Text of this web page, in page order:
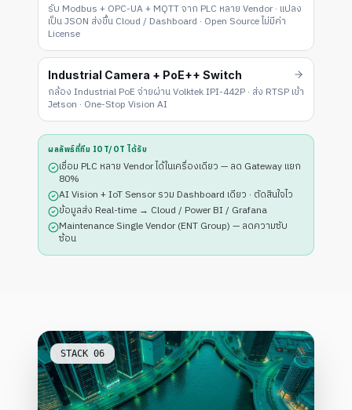
รับ Modbus + OPC-UA + MQTT จาก PLC หลาย Vendor · แปลง
เป็น JSON ส่งขึ้น Cloud / Dashboard · Open Source ไม่มีค่า
License
Industrial Camera + PoE++ Switch
กล้อง Industrial PoE จ่ายผ่าน Volktek IPI-442P · ส่ง RTSP เข้า
Jetson · One-Stop Vision AI
ผลลัพธ์ที่ทีม IOT/OT ได้รับ
เชื่อม PLC หลาย Vendor ได้ในเครื่องเดียว — ลด Gateway แยก
80%
AI Vision + IoT Sensor รวม Dashboard เดียว · ตัดสินใจไว
ข้อมูลส่ง Real-time → Cloud / Power BI / Grafana
Maintenance Single Vendor (ENT Group) — ลดความซับ
ซ้อน
STACK 06